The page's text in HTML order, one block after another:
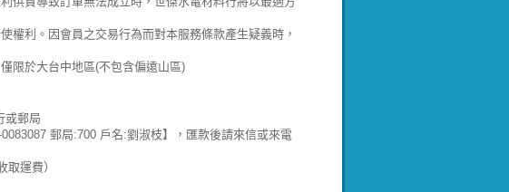
權利。因會員之交易行為而對本服務條款產生疑義時，
限於大台中地區(不包含偏遠山區)
或郵局
郵局:700 戶名:劉淑枝】，匯款後請來信或來電
運費）